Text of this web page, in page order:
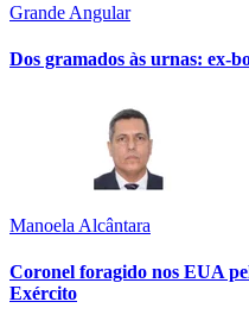
Grande Angular
Dos gramados às urnas: ex-
Manoela Alcântara
Coronel foragido nos EUA
Exército